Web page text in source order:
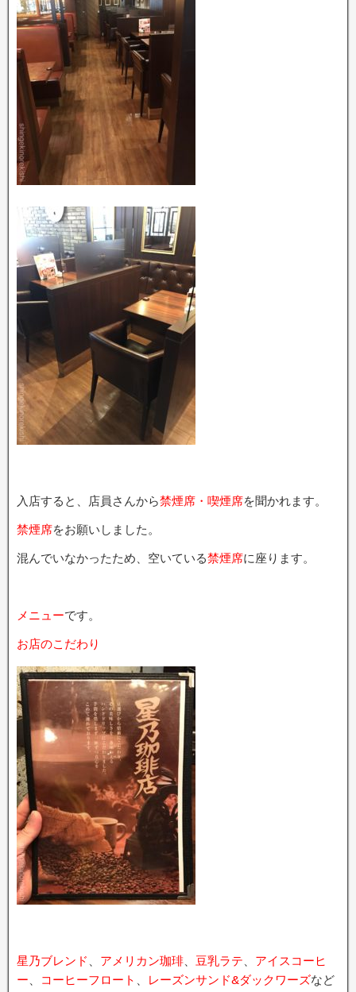
入店すると、店員さんから禁煙席・喫煙席を聞かれます。
禁煙席をお願いしました。
混んでいなかったため、空いている禁煙席に座ります。
メニューです。
お店のこだわり
星乃ブレンド アメリカン珈琲 豆乳ラテ
アイスコーヒ
ー
コーヒーフロート レーズンサンド&ダックワーズなど